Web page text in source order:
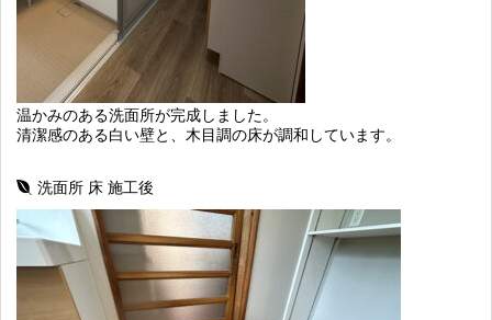
温かみのある洗面所が完成しました。
清潔感のある白い壁と、木目調の床が調和しています。
洗面所 床 施工後